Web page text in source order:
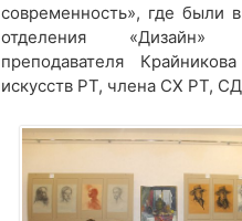
современность», где были
отделения «Дизайн»
преподавателя
искусств РТ, члена СХ РТ,